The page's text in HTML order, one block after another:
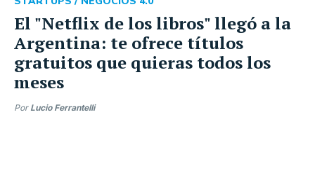
El "Netflix de los libros" llegó a la
Argentina: te ofrece títulos
gratuitos que quieras todos los
meses
Por Lucio Ferrantelli